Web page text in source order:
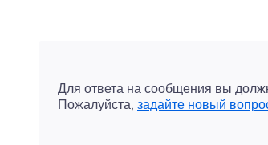
Для ответа на сообщения вы
Пожалуйста, задайте новый